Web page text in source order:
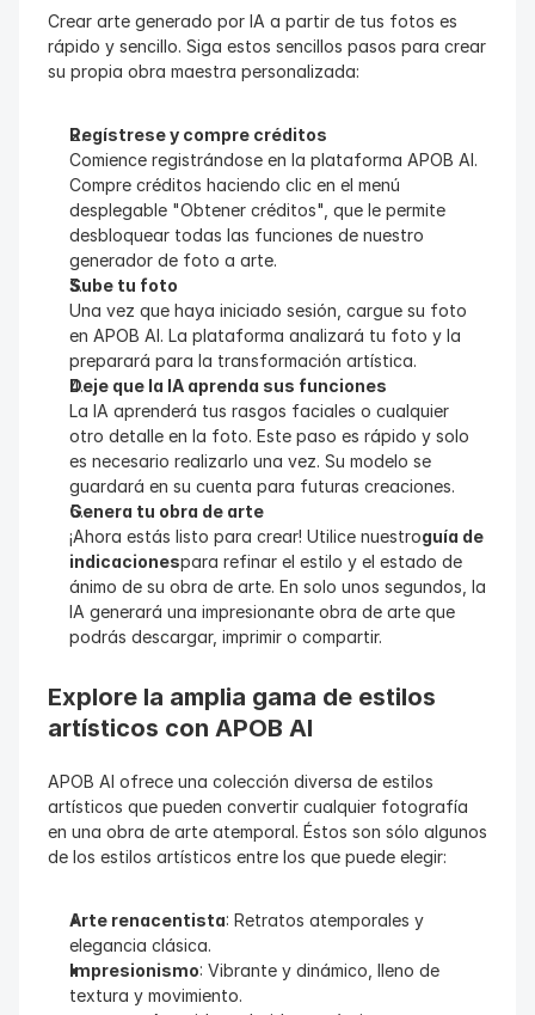
Crear arte generado por IA a partir de tus fotos es
rápido y sencillo. Siga estos sencillos pasos para crear
su propia obra maestra personalizada:
Regístrese y compre créditos
Comience registrándose en la plataforma APOB AI.
Compre créditos haciendo clic en el menú
desplegable "Obtener créditos", que le permite
desbloquear todas las funciones de nuestro
generador de foto a arte.
Sube tu foto
Una vez que haya iniciado sesión, cargue su foto
en APOB AI. La plataforma analizará tu foto y la
preparará para la transformación artística.
Deje que la IA aprenda sus funciones
La IA aprenderá tus rasgos faciales o cualquier
otro detalle en la foto. Este paso es rápido y solo
es necesario realizarlo una vez. Su modelo se
guardará en su cuenta para futuras creaciones.
Genera tu obra de arte
¡Ahora estás listo para crear! Utilice nuestroguía de
indicacionespara refinar el estilo y el estado de
ánimo de su obra de arte. En solo unos segundos, la
IA generará una impresionante obra de arte que
podrás descargar, imprimir o compartir.
Explore la amplia gama de estilos
artísticos con APOB AI
APOB AI ofrece una colección diversa de estilos
artísticos que pueden convertir cualquier fotografía
en una obra de arte atemporal. Éstos son sólo algunos
de los estilos artísticos entre los que puede elegir:
Arte renacentista: Retratos atemporales y
elegancia clásica.
Impresionismo: Vibrante y dinámico, lleno de
textura y movimiento.